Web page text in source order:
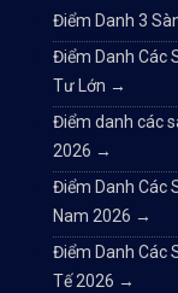
Điểm Danh 3
Điểm Danh Các
Tư Lớn →
Điểm danh các
2026 →
Điểm Danh Các
Nam 2026 →
Điểm Danh Các
Tế 2026 →